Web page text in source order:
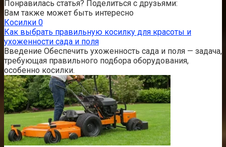
Понравилась статья? Поделиться с друзьями:
Вам также может быть интересно
Косилки 0
Как выбрать правильную косилку для красоты и
ухоженности сада и поля
Введение Обеспечить ухоженность сада и поля — задача,
требующая правильного подбора оборудования,
особенно косилки.